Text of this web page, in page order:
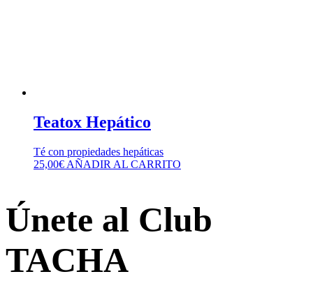
Teatox Hepático
Té con propiedades hepáticas
25,00€ AÑADIR AL CARRITO
Únete al Club
TACHA